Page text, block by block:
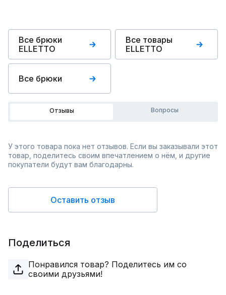
Все брюки
ELLETTO
Все товары
ELLETTO
Все брюки
Отзывы Вопросы
У этого товара пока нет отзывов. Если вы заказывали этот
товар, поделитесь своим впечатлением о нём, и другие
покупатели будут вам благодарны.
Оставить отзыв
Поделиться
Понравился товар? Поделитесь им со
своими друзьями!